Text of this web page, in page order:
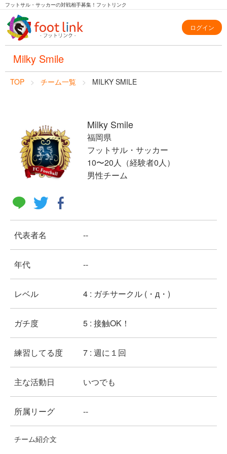
フットサル・サッカーの対戦相手募集！フットリンク
ログイン
Milky Smile
TOP チーム一覧 MILKY SMILE
Milky Smile
福岡県
フットサル・サッカー
10〜20人（経験者0人）
男性チーム
代表者名 --
年代 --
レベル 4 : ガチサークル (・д・)
ガチ度 5 : 接触OK！
練習してる度 7 : 週に１回
主な活動日 いつでも
所属リーグ --
チーム紹介文